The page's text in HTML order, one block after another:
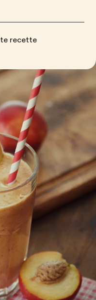
recette